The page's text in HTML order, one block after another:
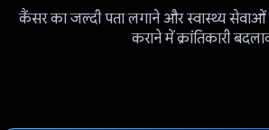
कैंसर का जल्दी पता लगाने और स्वास्थ्य
कराने में क्रांतिकारी